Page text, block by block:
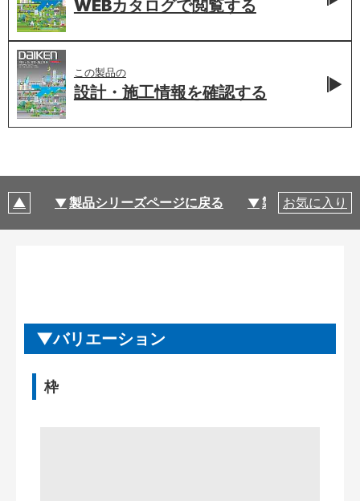
WEBカタログで閲覧する
この製品の
設計・施工情報を確認する
製品シリーズページに戻る 製品仕様
お気に入り
バリエーション
枠